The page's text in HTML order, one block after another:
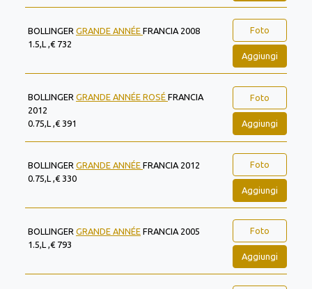
BOLLINGER GRANDE ANNÉE FRANCIA 2008
1.5,L ,€ 732
Foto
Aggiungi
BOLLINGER GRANDE ANNÉE ROSÉ FRANCIA
2012
0.75,L ,€ 391
Foto
Aggiungi
BOLLINGER GRANDE ANNÉE FRANCIA 2012
0.75,L ,€ 330
Foto
Aggiungi
BOLLINGER GRANDE ANNÉE FRANCIA 2005
1.5,L ,€ 793
Foto
Aggiungi